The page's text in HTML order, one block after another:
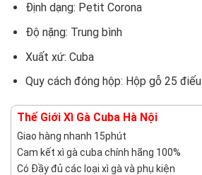
Định dạng: Petit Corona
Độ nặng: Trung bình
Xuất xứ: Cuba
Quy cách đóng hộp: Hộp gỗ 25 điếu
Thế Giới Xì Gà Cuba Hà Nội
Giao hàng nhanh 15phút
Cam kết xì gà cuba chính hãng 100%
Có Đầy đủ các loại xì gà và phụ kiện